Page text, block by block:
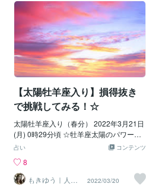
る・過去のパターンを見直し、古い自分
を卒業する物質は固有のエネルギーを持
っています。古くなった物を整理する事
で気持ちもデトックスされますよ。②身
体とエネルギーフィールドを整える古い
エネルギーを整理したあとは身体や空間
を浄化しましょう。・水を意識して多め
に摂る・お風呂に塩や日本酒を入れる・
セージやアロマなどを使う・部屋の空気
をこまめに入れ替え、エネルギーを取り
入れる③ビジョンを明確にする春分は
「新しい一年のスタート」とも言えま
す。宇宙元旦という通り、宇宙のお正月
なのです。どんな自分になりたいか書き
具体的にする・それが実現した時の気持
ちを先取りして味わう(予祝)このタイミ
ングでイメージした事は宇宙の流れに乗
【太陽牡羊座入り】損得抜き
で挑戦してみる！☆
太陽牡羊座入り（春分） 2022年3月21日
(月) 0時29分頃 ☆牡羊座太陽のパワー☆
・挑戦する力、困難ほど燃える ・リーダ
動" ☆今回のキーワード☆ ・交流、コミ
ニュケーション ・流行 ・学習、知識習得
☆12星座別占いテーマ☆ #牡羊座：自己
コンテンツ
占い
8
もきゆう｜人生
の統治OSプロデ
2022/03/20